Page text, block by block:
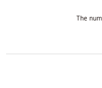
The